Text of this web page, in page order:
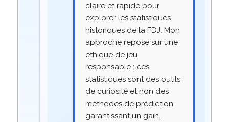
claire et rapide pour
explorer les statistiques
historiques de la FDJ. Mon
approche repose sur une
éthique de jeu
responsable : ces
statistiques sont des outils
de curiosité et non des
méthodes de prédiction
garantissant un gain.